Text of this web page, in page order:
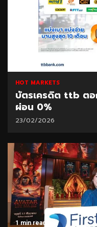
HOT MARKETS
บัตรเครดิต ttb ตอ
ผ่อน 0%
23/02/2026
1 min read